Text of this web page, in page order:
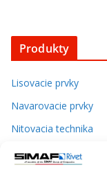
Produkty
Lisovacie prvky
Navarovacie prvky
Nitovacia technika
Klietkové matice